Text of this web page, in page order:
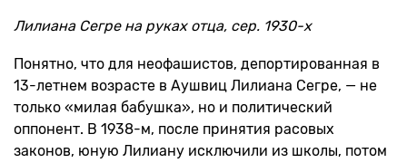
Лилиана Сегре на руках отца, сер. 1930-х
Понятно, что для неофашистов, депортированная в
13-летнем возрасте в Аушвиц Лилиана Сегре, — не
только «милая бабушка», но и политический
оппонент. В 1938-м, после принятия расовых
законов, юную Лилиану исключили из школы, потом